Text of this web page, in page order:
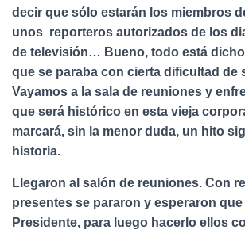
decir que sólo estarán los miembros
unos reporteros autorizados de los
de televisión… Bueno, todo está
que se paraba con cierta dificultad de
Vayamos a la sala de reuniones y
que será histórico en esta vieja
marcará, sin la menor duda, un hito
historia.
Llegaron al salón de reuniones. Con
presentes se pararon y esperaron que
Presidente, para luego hacerlo ellos